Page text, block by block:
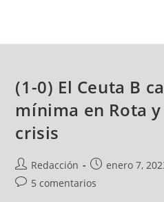
(1-0) El Ceuta B
mínima en Rota
crisis
Redacción enero 7,
5 comentarios